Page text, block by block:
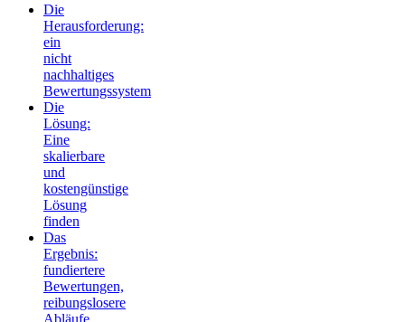
Die
Herausforderung:
ein
nicht
nachhaltiges
Bewertungssystem
Die
Lösung:
Eine
skalierbare
und
kostengünstige
Lösung
finden
Das
Ergebnis:
fundiertere
Bewertungen,
reibungslosere
Abläufe